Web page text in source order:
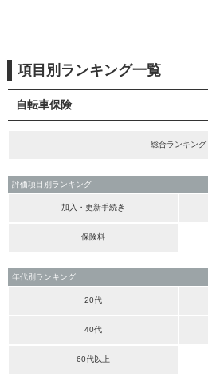
項目別ランキング一覧
自転車保険
総合ランキング
評価項目別ランキング
加入・更新手続き
保険料
年代別ランキング
20代
40代
60代以上